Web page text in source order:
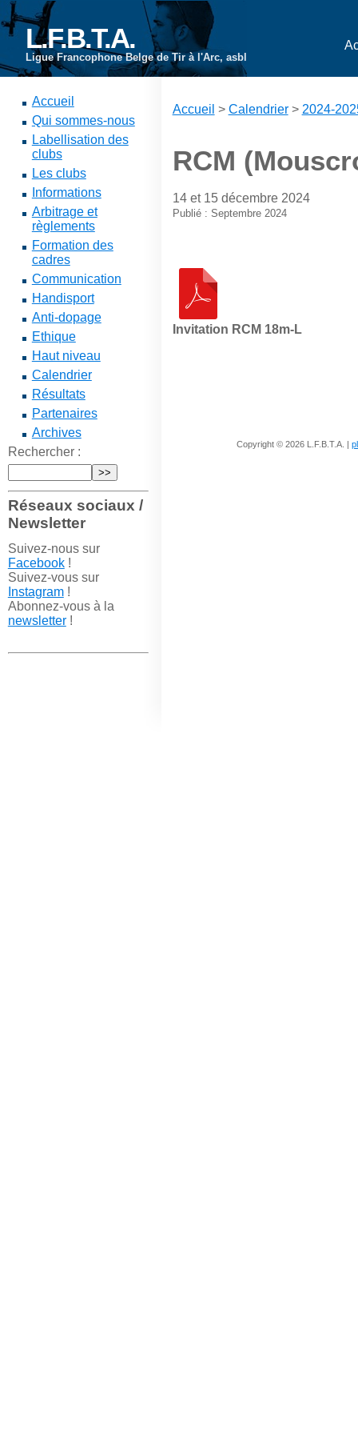
L.F.B.T.A.
Ligue Francophone Belge de Tir à l'Arc, asbl
Accueil
Qui sommes-nous
Labellisation des
clubs
Les clubs
Informations
Arbitrage et
règlements
Formation des
cadres
Communication
Handisport
Anti-dopage
Ethique
Haut niveau
Calendrier
Résultats
Partenaires
Archives
Rechercher :
Réseaux sociaux /
Newsletter
Suivez-nous sur
Facebook!
Suivez-vous sur
Instagram!
Abonnez-vous à la
newsletter!
Accueil > Calendrier> 2024-
RCM
14 et 15 décembre 2024
Publié : Septembre 2024
Invitation RCM 18m-L
Copyright © 2026 L.F.B.T.A. |